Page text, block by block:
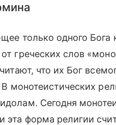
только одного Бога
греческих слов
что их Бог
монотеистических
Сегодня
форма религии